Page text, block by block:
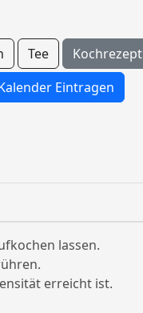
Tee
Kochrezept
Eintragen
lassen.
erreicht ist.